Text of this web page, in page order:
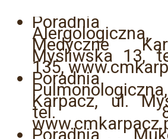
Poradnia
Medyczne
Myśliwska 13,
135,
Poradnia
Karpacz, ul.
tel. 883-
Poradnia